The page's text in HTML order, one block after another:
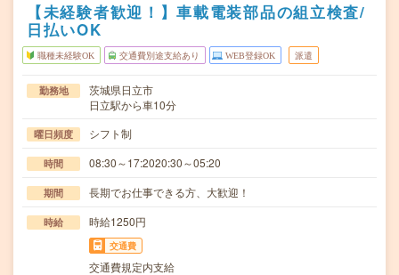
【未経験者歓迎！】車載電装部品の組立検査/
日払いOK
職種未経験OK 交通費別途支給あり WEB登録OK 派遣
勤務地
茨城県日立市
日立駅から車10分
曜日頻度 シフト制
時間 08:30～17:2020:30～05:20
期間 長期でお仕事できる方、大歓迎！
時給 時給1250円
交通費
交通費規定内支給